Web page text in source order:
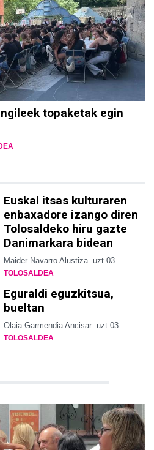
topaketak egin
Euskal itsas kulturaren
enbaxadore izango diren
Tolosaldeko hiru gazte
Danimarkara bidean
Maider Navarro Alustiza uzt 03
TOLOSALDEA
Eguraldi eguzkitsua,
bueltan
Olaia Garmendia Ancisar uzt 03
TOLOSALDEA